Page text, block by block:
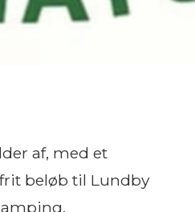
af, med et
beløb til Lundby